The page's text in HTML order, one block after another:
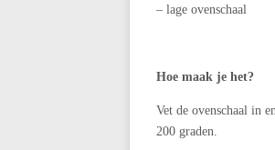
– lage ovenschaal
Hoe maak je het?
Vet de ovenschaal in
200 graden.